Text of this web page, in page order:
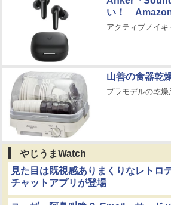
い！ Amazon
アクティブノイ
山善の食器乾
プラモデルの乾
やじうまWatch
見た目は既視感ありまくりなレトロ
チャットアプリが登場